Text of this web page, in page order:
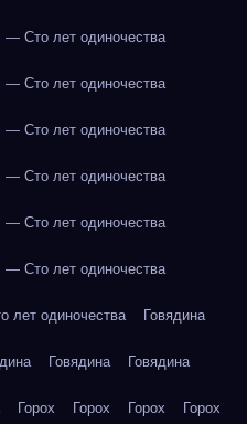
— Сто лет одиночества
— Сто лет одиночества
— Сто лет одиночества
— Сто лет одиночества
— Сто лет одиночества
— Сто лет одиночества
лет одиночества Говядина
Говядина Говядина
Горох Горох Горох Горох